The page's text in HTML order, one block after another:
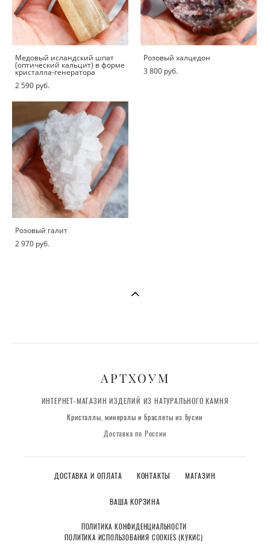
Медовый исландский шпат
(оптический кальцит) в форме
кристалла-генератора
2 590 pуб.
Розовый халцедон
3 800 pуб.
Розовый галит
2 970 pуб.
АРТХОУМ
ИНТЕРНЕТ-МАГАЗИН ИЗДЕЛИЙ ИЗ НАТУРАЛЬНОГО КАМНЯ
Кристаллы, минералы и браслеты из бусин
Доставка по России
ДОСТАВКА И ОПЛАТА КОНТАКТЫ МАГАЗИН
ВАША КОРЗИНА
ПОЛИТИКА КОНФИДЕНЦИАЛЬНОСТИ
ПОЛИТИКА ИСПОЛЬЗОВАНИЯ COOKIES (КУКИС)